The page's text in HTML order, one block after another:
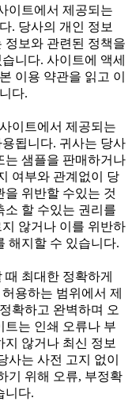
이트에서 제공되는
. 당사의 개인 정보
정보와 관련된 정책을
니다. 사이트에 액세
이용 약관을 읽고 이
다.
이트에서 제공되는
됩니다. 귀사는 당사
는 샘플을 판매하거나
여부와 관계없이 당
위반할 수있는 것
소 할 수있는 권리를
않거나 이를 위반하
해지할 수 있습니다.
최대한 정확하게
용하는 범위에서 제
확하고 완벽하며 오
트는 인쇄 오류나 부
않거나 최신 정보
사는 사전 고지 없이
기 위해 오류, 부정확
니다.